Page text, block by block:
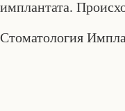
имплантата.
Стоматология